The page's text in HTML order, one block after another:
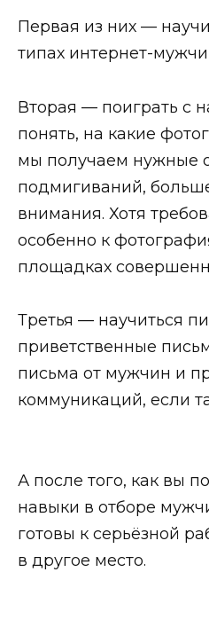
Первая из них —
типах интернет-
Вторая — поиграть с
понять, на какие
мы получаем нужные
подмигиваний,
внимания. Хотя
особенно к
площадках
Третья — научиться
приветственные
письма от мужчин и
коммуникаций, если
А после того, как вы
навыки в отборе
готовы к серьёзной
в другое место.